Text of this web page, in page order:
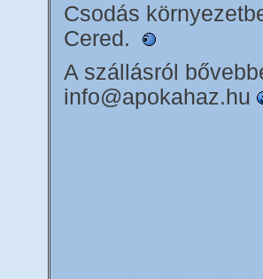
Csodás
Cered.
A szállásról
info@apokahaz.hu